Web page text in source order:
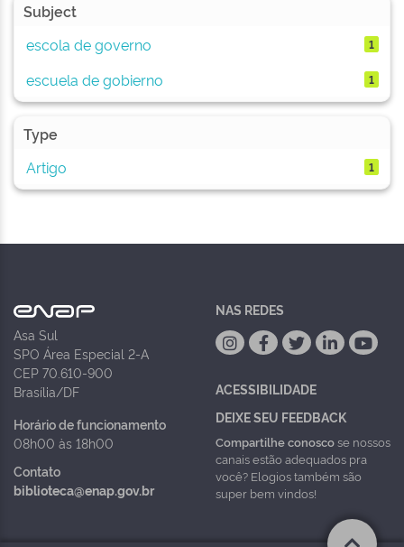
Subject
escola de governo
1
escuela de gobierno 1
Type
Artigo
1
Asa Sul
SPO Área Especial 2-A
CEP 70.610-900
Brasília/DF
Horário de funcionamento
08h00 às 18h00
Contato
biblioteca@enap.gov.br
NAS REDES
ACESSIBILIDADE
DEIXE SEU FEEDBACK
Compartilhe conoscose nossos
canais estão adequados pra
você? Elogios também são
super bem vindos!